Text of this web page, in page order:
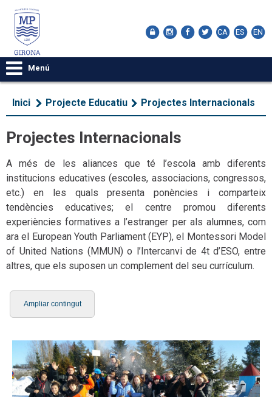
CA ES EN
Menú
Inici Projecte Educatiu Projectes Internacionals
Projectes Internacionals
A més de les aliances que té l’escola amb diferents
institucions educatives (escoles, associacions, congressos,
etc.) en les quals presenta ponències i comparteix
tendències educatives; el centre promou diferents
experiències formatives a l’estranger per als alumnes, com
ara el European Youth Parliament (EYP), el Montessori Model
of United Nations (MMUN) o l’Intercanvi de 4t d’ESO, entre
altres, que els suposen un complement del seu currículum.
Ampliar contingut